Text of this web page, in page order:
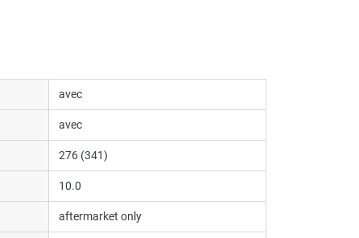
avec
avec
276 (341)
10.0
aftermarket only